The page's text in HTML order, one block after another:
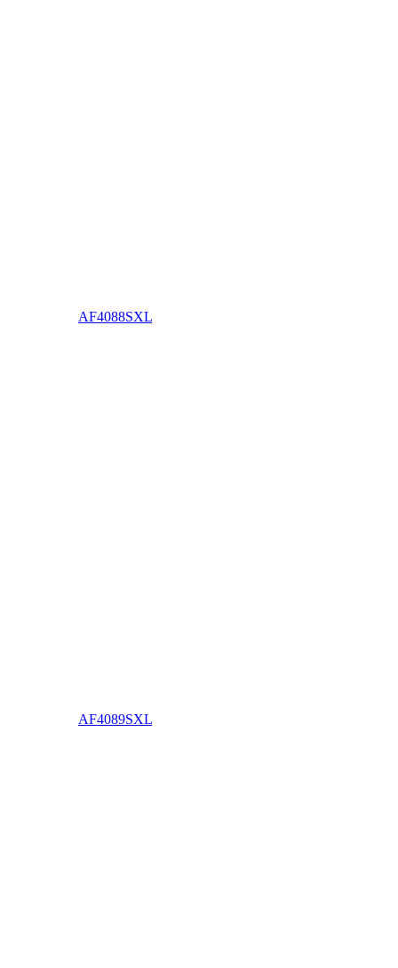
AF4088SXL
AF4089SXL